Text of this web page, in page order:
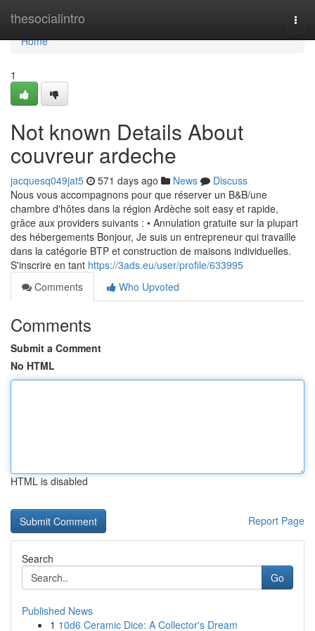
thesocialintro
Home
Home
1
Not known Details About
couvreur ardeche
jacquesq049jat5 571 days ago News
Discuss
Nous vous accompagnons pour que réserver un B&B/une
chambre d'hôtes dans la région Ardèche soit easy et rapide,
grâce aux providers suivants : • Annulation gratuite sur la plupart
des hébergements Bonjour, Je suis un entrepreneur qui travaille
dans la catégorie BTP et construction de maisons individuelles.
S'inscrire en tant https://3ads.eu/user/profile/633995
Comments
Who Upvoted
Comments
Submit a Comment
No HTML
HTML is disabled
Report Page
Search
Go
Published News
1 10d6 Ceramic Dice: A Collector's Dream